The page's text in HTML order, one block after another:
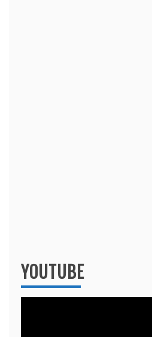
YOUTUBE